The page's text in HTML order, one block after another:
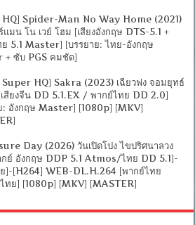
HQ] Spider-Man No Way Home (2021)
แมน โน เวย์ โฮม [เสียงอังกฤษ DTS-5.1 +
5.1 Master] [บรรยาย: ไทย-อังกฤษ
+ ซับ PGS คมชัด]
Super HQ] Sakra (2023) เฉียวฟง จอมยุทธ์
สียงจีน DD 5.1.EX / พากย์ไทย DD 2.0]
: อังกฤษ Master] [1080p] [MKV]
Day (2026) วันเปิดโปง ไขปริศนาลวง
ย์ อังกฤษ DDP 5.1 Atmos/ไทย DD 5.1]-
]-[H264] WEB-DL.H.264 [พากย์ไทย
ทย] [1080p] [MKV] [MASTER]